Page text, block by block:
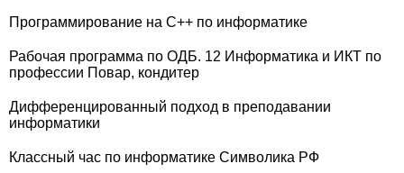
Программирование на C++ по информатике
Рабочая программа по ОДБ. 12 Информатика и ИКТ по
профессии Повар, кондитер
Дифференцированный подход в преподавании
информатики
Классный час по информатике Символика РФ